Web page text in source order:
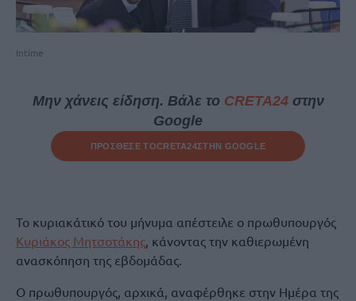
Intime
Μην χάνεις είδηση. Βάλε το CRETA24στην
Google
ΠΡΟΣΘΕΣΕ ΤΟCRETA24ΣΤΗΝ GOOGLE
Το κυριακάτικό του μήνυμα απέστειλε ο πρωθυπουργός
Κυριάκος Μητσοτάκης , κάνοντας την καθιερωμένη
ανασκόπηση της εβδομάδας.
Ο πρωθυπουργός, αρχικά, αναφέρθηκε στην Ημέρα της